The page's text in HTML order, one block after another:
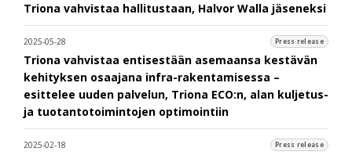
Triona vahvistaa hallitustaan, Halvor Walla jäseneksi
2025-05-28 Press release
Triona vahvistaa entisestään asemaansa kestävän
kehityksen osaajana infra-rakentamisessa –
esittelee uuden palvelun, Triona ECO:n, alan kuljetus-
ja tuotantotoimintojen optimointiin
2025-02-18 Press release